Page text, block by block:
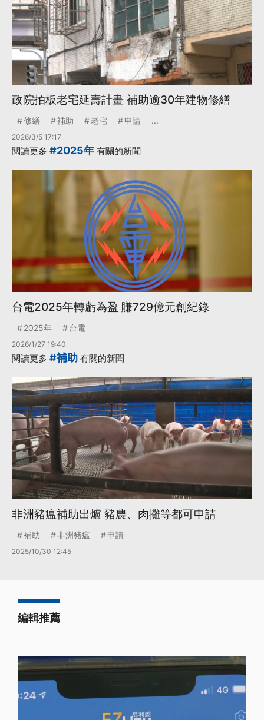
政院拍板老宅延壽計畫 補助逾30年建物修繕
修繕 補助 老宅 申請 ...
2026/3/5 17:17
閱讀更多 #2025年 有關的新聞
台電2025年轉虧為盈 賺729億元創紀錄
2025年 台電
2026/1/27 19:40
閱讀更多 #補助 有關的新聞
非洲豬瘟補助出爐 豬農、肉攤等都可申請
補助 非洲豬瘟 申請
2025/10/30 12:45
編輯推薦